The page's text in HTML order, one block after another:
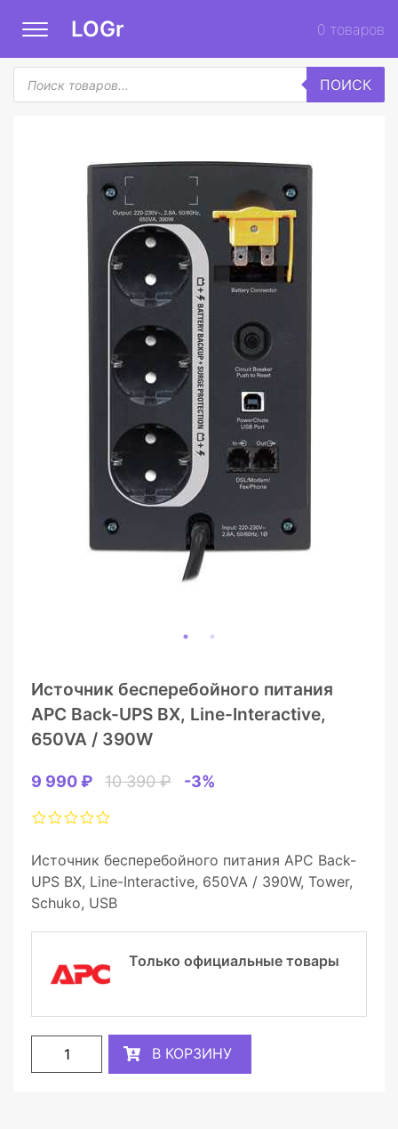
LOGr 0 товаров
Поиск
товаров
ПОИСК
Источник бесперебойного питания
APC Back-UPS BX, Line-Interactive,
650VA / 390W
9 990 ₽ 10 390 ₽ -3%
Источник бесперебойного питания APC Back-
UPS BX, Line-Interactive, 650VA / 390W, Tower,
Schuko, USB
Только официальные товары
В КОРЗИНУ